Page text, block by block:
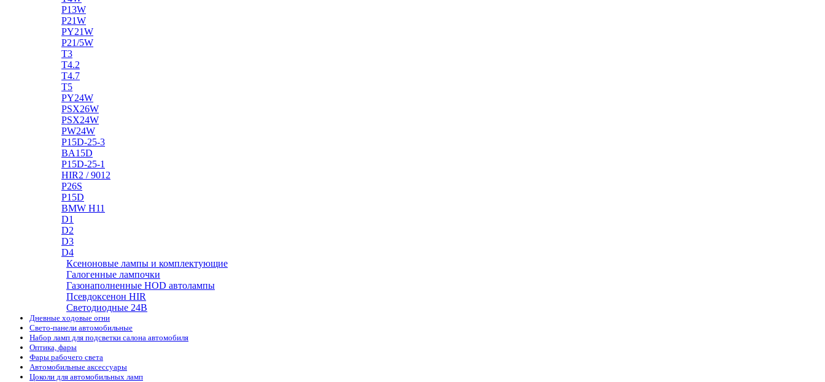
P13W
P21W
PY21W
P21/5W
T3
T4.2
T4.7
T5
PY24W
PSX26W
PSX24W
PW24W
P15D-25-3
BA15D
P15D-25-1
HIR2 / 9012
P26S
P15D
BMW H11
D1
D2
D3
D4
Ксеноновые лампы и комплектующие
Галогенные лампочки
Газонаполненные HOD автолампы
Псевдоксенон HIR
Cветодиодные 24B
Дневные ходовые огни
Свето-панели автомобильные
Набор ламп для подсветки салона автомобиля
Оптика, фары
Фары рабочего света
Автомобильные аксессуары
Цоколи для автомобильных ламп